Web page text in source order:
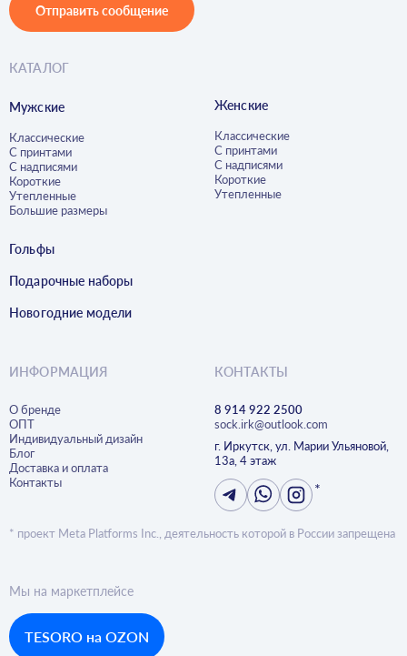
Отправить сообщение
КАТАЛОГ
Мужские
Классические
С принтами
С надписями
Короткие
Утепленные
Большие размеры
Женские
Классические
С принтами
С надписями
Короткие
Утепленные
Гольфы
Подарочные наборы
Новогодние модели
ИНФОРМАЦИЯ
О бренде
ОПТ
Индивидуальный дизайн
Блог
Доставка и оплата
Контакты
КОНТАКТЫ
8 914 922 2500
sock.irk@outlook.com
г. Иркутск, ул. Марии Ульяновой,
13а, 4 этаж
*
* проект Meta Platforms Inc., деятельность которой в России запрещена
Мы на маркетплейсе
TESORO на OZON